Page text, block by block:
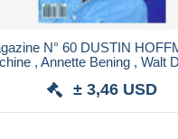
N° 60 DUSTIN
, Annette Bening , Walt
± 3,46 USD